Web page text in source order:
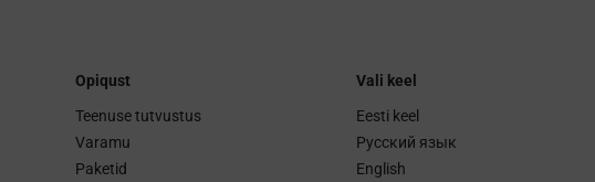
Opiqust
Teenuse tutvustus
Varamu
Paketid
Vali keel
Eesti keel
Русский язык
English